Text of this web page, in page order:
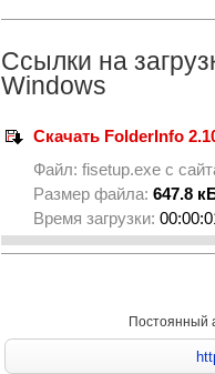
Ссылки на
Windows
Скачать FolderInfo
Файл: fisetup.exe с
Размер файла: 647.8
Время загрузки:
Постоянный